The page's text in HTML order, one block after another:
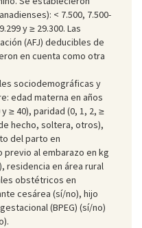
< 7.500, 7.500-
y ≥ 29.300. Las
(AFJ) deducibles de
en cuenta como otra
sociodemográficas y
edad materna en años
≥ 40), paridad (0, 1, 2, ≥
hecho, soltera, otros),
del parto en
previo al embarazo en kg
residencia en área rural
obstétricos en
cesárea (sí/no), hijo
(BPEG) (sí/no)